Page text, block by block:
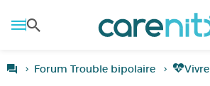
Forum Trouble bipolaire